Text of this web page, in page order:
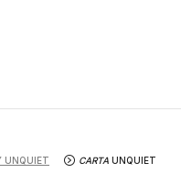
UNQUIET CARTA UNQUIET